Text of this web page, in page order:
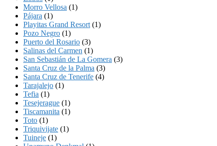
Morro Vellosa (1)
Pájara (1)
Playitas Grand Resort (1)
Pozo Negro (1)
Puerto del Rosario (3)
Salinas del Carmen (1)
San Sebastián de La Gomera (3)
Santa Cruz de la Palma (3)
Santa Cruz de Tenerife (4)
Tarajalejo (1)
Tefia (1)
Tesejerague (1)
Tiscamanita (1)
Toto (1)
Triquivijate (1)
Tuineje (1)